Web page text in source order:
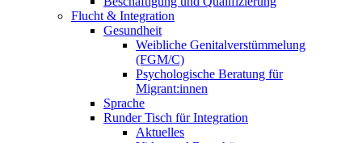
Flucht & Integration
Gesundheit
Weibliche Genitalverstümmelung
(FGM/C)
Psychologische Beratung für
Migrant:innen
Sprache
Runder Tisch für Integration
Aktuelles